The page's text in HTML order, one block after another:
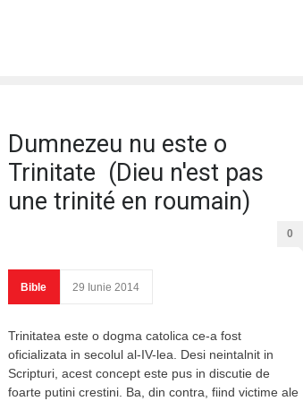
Dumnezeu nu este o
Trinitate (Dieu n'est pas
une trinité en roumain)
0
Bible 29 Iunie 2014
Trinitatea este o dogma catolica ce-a fost
oficializata in secolul al-IV-lea. Desi neintalnit in
Scripturi, acest concept este pus in discutie de
foarte putini crestini. Ba, din contra, fiind victime ale